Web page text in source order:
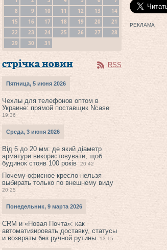
8
9 10 11 12 13
14
15
16 17 18 19 20
21
22
23 24 25 26 27
28
29
30 31
стрічка новин RSS
Пятница, 5 июня 2026
Чехлы для телефонов оптом в
Украине: прямой поставщик Ncase
19:36
Среда, 3 июня 2026
Від 6 до 20 мм: де який діаметр
арматури використовувати, щоб
будинок стояв 100 років
20:42
Почему офисное кресло нельзя
выбирать только по внешнему виду
20:25
Понедельник, 9 марта 2026
CRM и «Новая Почта»: как
автоматизировать доставку, статусы
и возвраты без ручной рутины
13:15
РЕКЛАМА